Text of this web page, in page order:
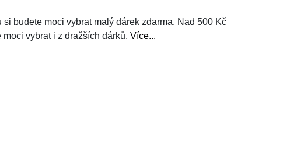
si budete moci vybrat malý dárek zdarma. Nad 500 Kč
vybrat i z dražších dárků. Více...